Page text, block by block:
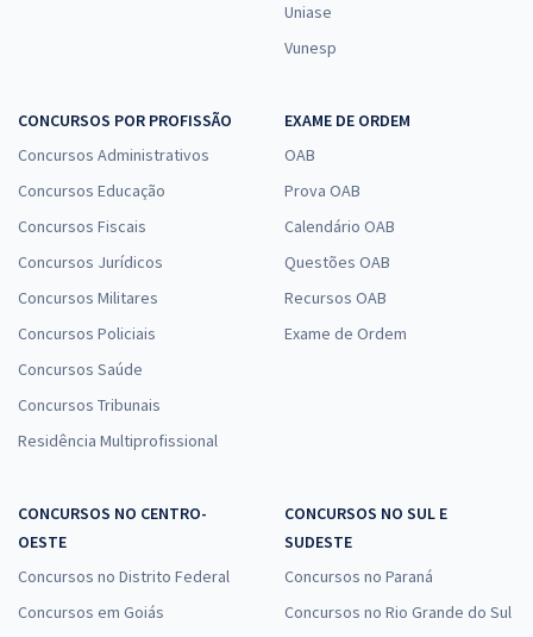
Uniase
Vunesp
CONCURSOS POR PROFISSÃO
Concursos Administrativos
Concursos Educação
Concursos Fiscais
Concursos Jurídicos
Concursos Militares
Concursos Policiais
Concursos Saúde
Concursos Tribunais
Residência Multiprofissional
EXAME DE ORDEM
OAB
Prova OAB
Calendário OAB
Questões OAB
Recursos OAB
Exame de Ordem
CONCURSOS NO CENTRO-
OESTE
Concursos no Distrito Federal
Concursos em Goiás
CONCURSOS NO SUL E
SUDESTE
Concursos no Paraná
Concursos no Rio Grande do Sul